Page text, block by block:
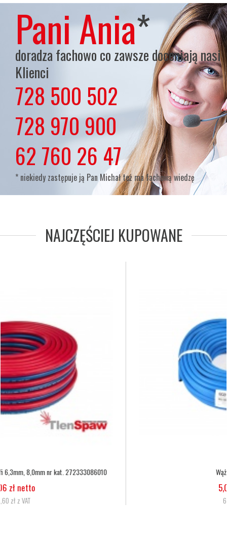
Pani Ania*
doradza fachowo co zawsze doceniają nasi
Klienci
728 500 502
lub
728 970 900
lub
62 760 26 47
* niekiedy zastępuje ją Pan Michał też ma fachową wiedzę
NAJCZĘŚCIEJ KUPOWANE
Wąż tlenowy fi 6,3